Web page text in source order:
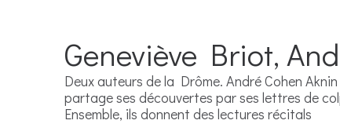
Geneviève Briot,
Deux auteurs de la Drôme. André Cohen
partage ses découvertes par ses lettres de
Ensemble, ils donnent des lectures récitals